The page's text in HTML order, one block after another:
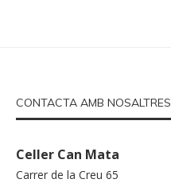
CONTACTA AMB NOSALTRES
Celler Can Mata
Carrer de la Creu 65